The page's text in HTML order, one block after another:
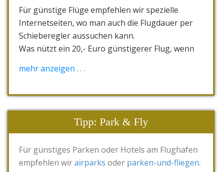
tas.vollschutz.
Versicherungen gibt es für Singles oder
Paare/Familien in den Altersgruppen bis 65, ab
nach unterschiedlichen Gesamtreispreisen.
Für günstige Flüge empfehlen wir spezielle
Internetseiten, wo man auch die Flugdauer per
Schieberegler aussuchen kann.
Was nützt ein 20,- Euro günstigerer Flug, wenn
skyscanner
mehr anzeigen . . .
Tipp: Park & Fly
Für günstiges Parken oder Hotels am Flughafen
empfehlen wirairparks oder parken-und-fliegen.